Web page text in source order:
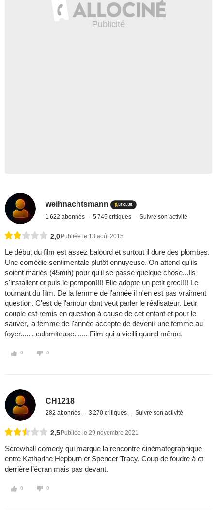
weihnachtsmann
1 622 abonnés 5 745 critiques Suivre son activité
2,0 Publiée le 13 août 2015
Le début du film est assez balourd et surtout il dure des plombes.
Une comédie sentimentale plutôt ennuyeuse. On attend qu'ils
soient mariés (45min) pour qu'il se passe quelque chose...Ils
s'installent et puis le pompon!!!! Elle adopte un petit grec!!!! Le
tournant du film. De la femme de l'année il n'en est pas vraiment
question. C'est de l'amour dont veut parler le réalisateur. Leur
couple est remis en question à cause de cet enfant et pour le
sauver, la femme de l'année accepte de devenir une femme au
foyer....... calamiteuse....... Film qui a vieilli quand même.
0 0
CH1218
282 abonnés 3 270 critiques Suivre son activité
2,5 Publiée le 29 novembre 2021
Screwball comedy qui marque la rencontre cinématographique
entre Katharine Hepburn et Spencer Tracy. Coup de foudre à et
derrière l’écran mais pas devant.
0 0